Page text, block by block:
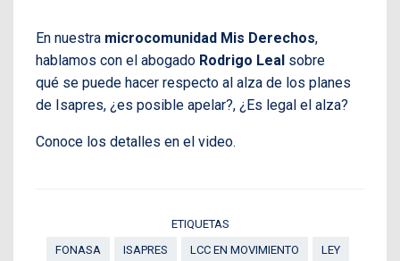
En nuestra microcomunidad Mis Derechos,
hablamos con el abogado Rodrigo Leal sobre
qué se puede hacer respecto al alza de los planes
de Isapres, ¿es posible apelar?, ¿Es legal el alza?
Conoce los detalles en el video.
ETIQUETAS
FONASA
ISAPRES LCC EN MOVIMIENTO LEY